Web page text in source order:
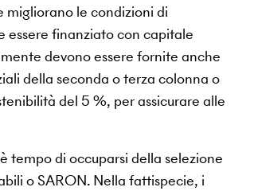
migliorano le condizioni di
essere finanziato con capitale
devono essere fornite anche
della seconda o terza colonna o
del 5 %, per assicurare alle
tempo di occuparsi della selezione
o SARON. Nella fattispecie, i